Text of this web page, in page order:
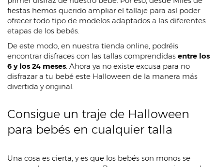
fiestas hemos querido ampliar el tallaje para así poder
ofrecer todo tipo de modelos adaptados a las diferentes
etapas de los bebés.
De este modo, en nuestra tienda online, podréis
encontrar disfraces con las tallas comprendidas entre los
6 y los 24 meses. Ahora ya no existe excusa para no
disfrazar a tu bebé este Halloween de la manera más
divertida y original.
Consigue un traje de Halloween
para bebés en cualquier talla
Una cosa es cierta, y es que los bebés son monos se